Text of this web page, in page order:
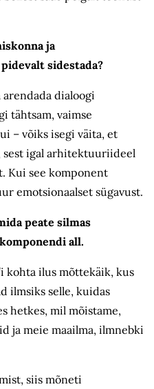
ja
sidestada?
arendada dialoogi
tähtsam, vaimse
– võiks isegi väita, et
sest igal arhitektuuriideel
Kui see komponent
emotsionaalset sügavust.
peate silmas
all.
kohta ilus mõttekäik, kus
ilmsiks selle, kuidas
hetkes, mil mõistame,
ja meie maailma, ilmnebki
siis mõneti